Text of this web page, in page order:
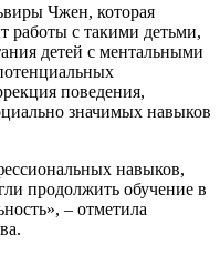
Чжен, которая
работы с такими детьми,
детей с ментальными
поведения,
значимых навыков
навыков,
продолжить обучение в
– отметила